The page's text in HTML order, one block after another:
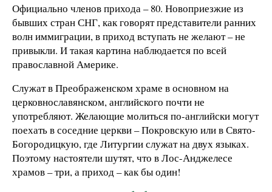
Официально членов прихода – 80. Новоприезжие из
бывших стран СНГ, как говорят представители ранних
волн иммиграции, в приход вступать не желают – не
привыкли. И такая картина наблюдается по всей
православной Америке.
Служат в Преображенском храме в основном на
церковнославянском, английского почти не
употребляют. Желающие молиться по-английски могут
поехать в соседние церкви – Покровскую или в Свято-
Богородицкую, где Литургии служат на двух языках.
Поэтому настоятели шутят, что в Лос-Анджелесе
храмов – три, а приход – как бы один!